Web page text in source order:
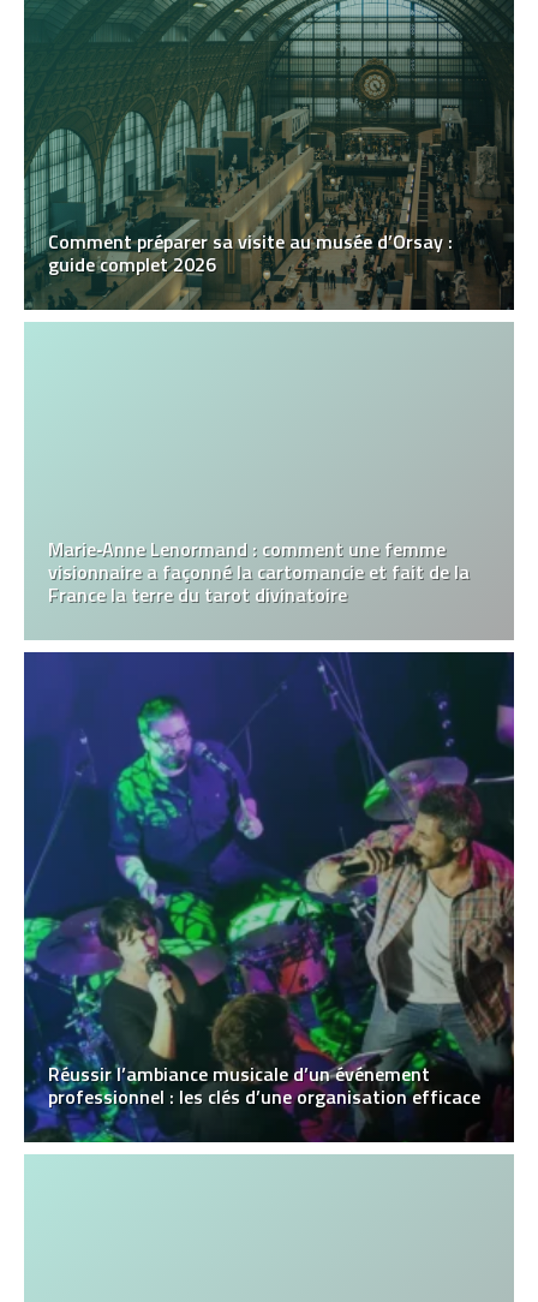
Comment préparer sa visite au musée d’Orsay :
guide complet 2026
Marie‑Anne Lenormand : comment une femme
visionnaire a façonné la cartomancie et fait de la
France la terre du tarot divinatoire
Réussir l’ambiance musicale d’un événement
professionnel : les clés d’une organisation efficace